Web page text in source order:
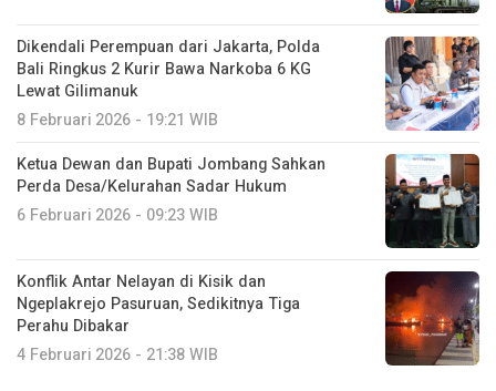
Dikendali Perempuan dari Jakarta, Polda
Bali Ringkus 2 Kurir Bawa Narkoba 6 KG
Lewat Gilimanuk
8 Februari 2026 - 19:21 WIB
Ketua Dewan dan Bupati Jombang Sahkan
Perda Desa/Kelurahan Sadar Hukum
6 Februari 2026 - 09:23 WIB
Konflik Antar Nelayan di Kisik dan
Ngeplakrejo Pasuruan, Sedikitnya Tiga
Perahu Dibakar
4 Februari 2026 - 21:38 WIB